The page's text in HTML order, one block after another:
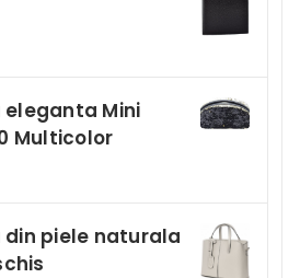
Mini
Multicolor
piele naturala